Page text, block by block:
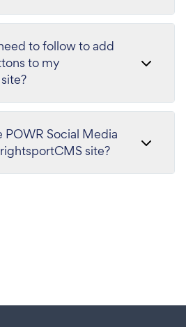
to follow to add
to my
POWR Social Media
site?